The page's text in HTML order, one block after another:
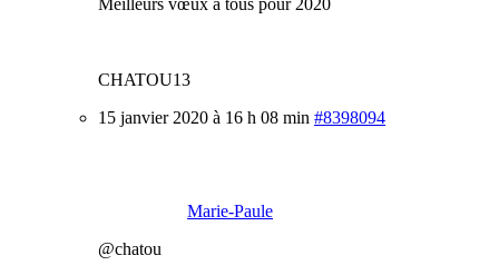
CHATOU13
15 janvier 2020 à 16 h 08 min #8398094
Marie-Paule
@chatou